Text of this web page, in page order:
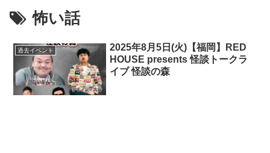
怖い話
過去イベント
2025年8月5日(火)【福岡】RED
HOUSE presents 怪談トークラ
イブ 怪談の森